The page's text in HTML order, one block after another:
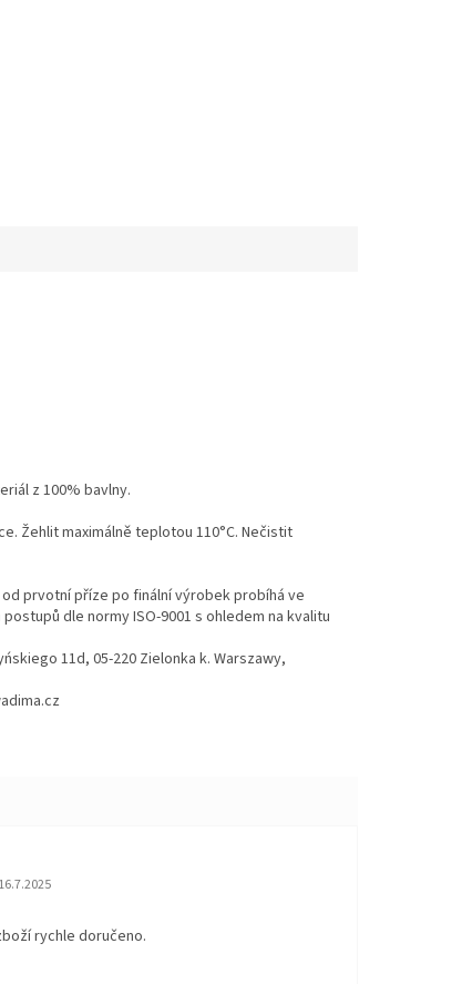
z 100% bavlny.
Žehlit maximálně teplotou 110°C. Nečistit
prvotní příze po finální výrobek probíhá ve
dle normy ISO-9001 s ohledem na kvalitu
11d, 05-220 Zielonka k. Warszawy,
Hodnocení obchodu je 5 z 5 hvězdiček.
16.7.2025
rychle doručeno.